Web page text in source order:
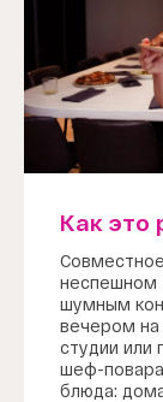
Как это
неспешном
шумным
вечером на
студии или
шеф-
блюда: